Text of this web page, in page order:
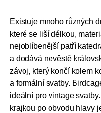
Existuje mnoho různých
které se liší délkou,
nejoblíbenější patří
a dodává nevěstě
závoj, který končí kolem
a formální svatby.
ideální pro vintage
krajkou po obvodu hlavy